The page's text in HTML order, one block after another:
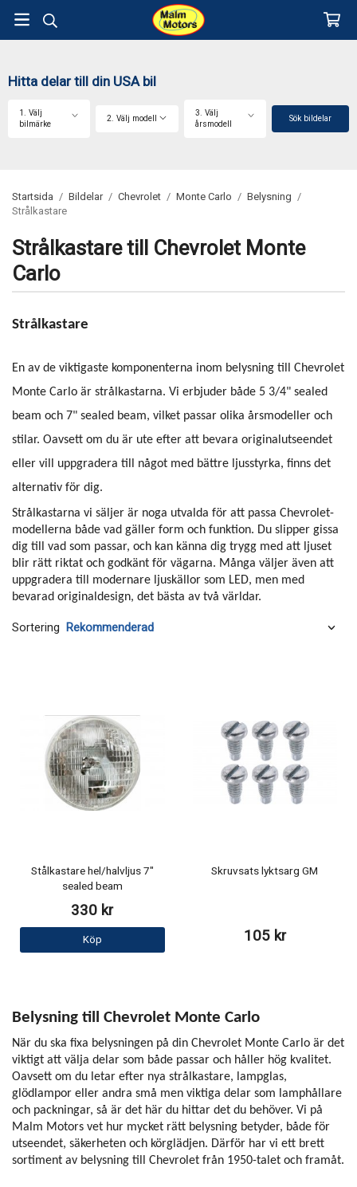
Hitta delar till din USA bil
1. Välj
bilmärke
2. Välj modell
3. Välj
årsmodell
Sök bildelar
Startsida / Bildelar / Chevrolet / Monte Carlo / Belysning /
Strålkastare
Strålkastare till Chevrolet Monte
Carlo
Strålkastare
En av de viktigaste komponenterna inom belysning till Chevrolet
Monte Carlo är strålkastarna. Vi erbjuder både 5 3/4" sealed
beam och 7" sealed beam, vilket passar olika årsmodeller och
stilar. Oavsett om du är ute efter att bevara originalutseendet
eller vill uppgradera till något med bättre ljusstyrka, finns det
alternativ för dig.
Strålkastarna vi säljer är noga utvalda för att passa Chevrolet-
modellerna både vad gäller form och funktion. Du slipper gissa
dig till vad som passar, och kan känna dig trygg med att ljuset
blir rätt riktat och godkänt för vägarna. Många väljer även att
uppgradera till modernare ljuskällor som LED, men med
bevarad originaldesign, det bästa av två världar.
Sortering
Stålkastare hel/halvljus 7"
sealed beam
330 kr
Köp
Skruvsats lyktsarg GM
105 kr
Belysning till Chevrolet Monte Carlo
När du ska fixa belysningen på din Chevrolet Monte Carlo är det
viktigt att välja delar som både passar och håller hög kvalitet.
Oavsett om du letar efter nya strålkastare, lampglas,
glödlampor eller andra små men viktiga delar som lamphållare
och packningar, så är det här du hittar det du behöver. Vi på
Malm Motors vet hur mycket rätt belysning betyder, både för
utseendet, säkerheten och körglädjen. Därför har vi ett brett
sortiment av belysning till Chevrolet från 1950-talet och framåt.